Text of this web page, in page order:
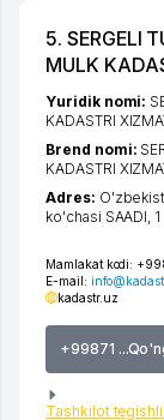
5. SERGELI
MULK
Mamlakat kodi:
E-mail:
kadastr.uz
+99871
Tashkilot
Yuridik nomi:
KADASTRI
Brend nomi:
KADASTRI
Adres:
ko'chasi SAADI , 1